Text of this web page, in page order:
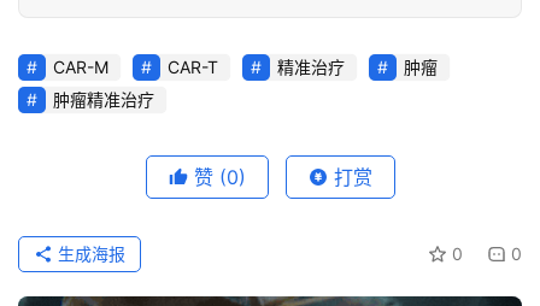
CAR-M CAR-T 精准治疗
肿瘤
肿瘤精准治疗
赞 (0) 打赏
0 0
生成海报